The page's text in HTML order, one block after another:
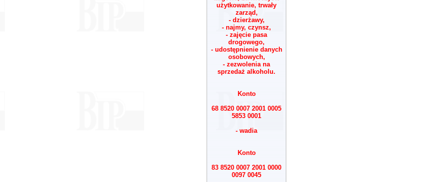
użytkowanie, trwały
zarząd,
- dzierżawy,
- najmy, czynsz,
- zajęcie pasa
drogowego,
- udostępnienie danych
osobowych,
- zezwolenia na
sprzedaż alkoholu.
Konto
68 8520 0007 2001 0005
5853 0001
- wadia
Konto
83 8520 0007 2001 0000
0097 0045